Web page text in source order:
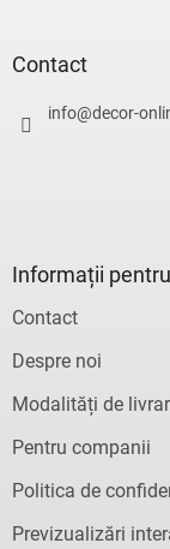
Contact
info@decor-
Informații
Contact
Despre noi
Modalități de
Pentru companii
Politica de
Previzualizări